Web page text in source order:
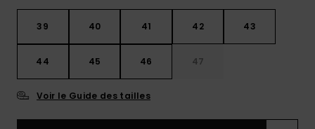
contact.
Consulter
la FAQ
39 40 41 42 43
44 45 46 47
Voir le Guide des tailles